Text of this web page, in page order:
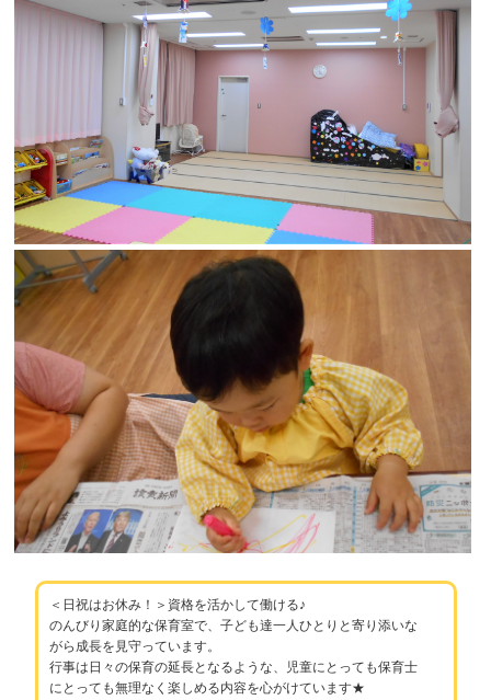
＜日祝はお休み！＞資格を活かして働ける♪
のんびり家庭的な保育室で、子ども達一人ひとりと寄り添いな
がら成長を見守っています。
行事は日々の保育の延長となるような、児童にとっても保育士
にとっても無理なく楽しめる内容を心がけています★